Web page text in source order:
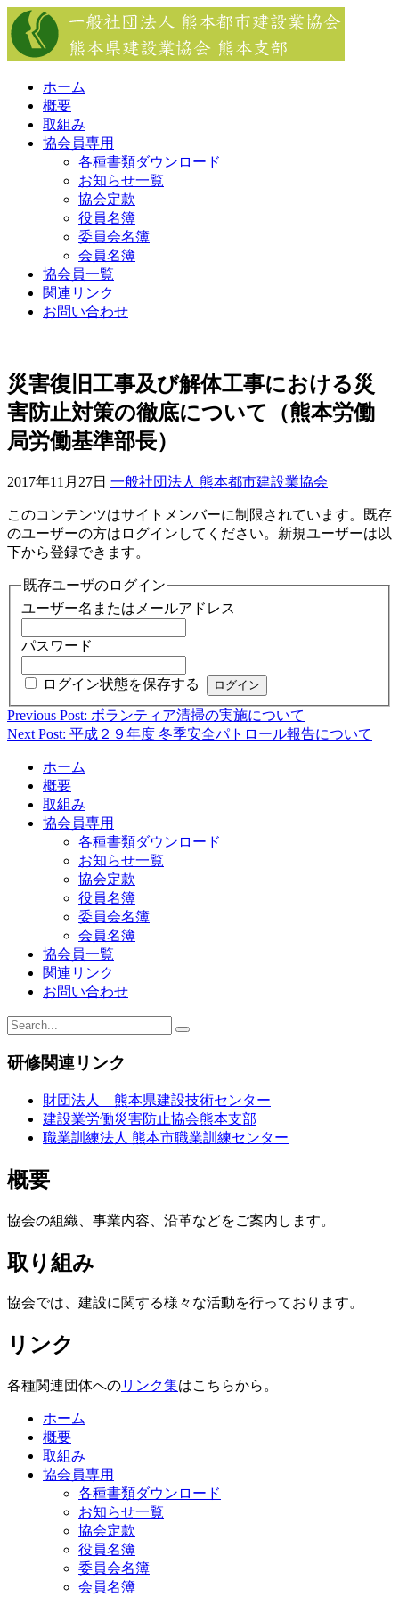
Skip
to
content
ホーム
概要
取組み
協会員専用
各種書類ダウンロード
お知らせ一覧
協会定款
役員名簿
委員会名簿
会員名簿
協会員一覧
関連リンク
お問い合わせ
災害復旧工事及び解体工事における災
害防止対策の徹底について（熊本労働
局労働基準部長）
2017年11月27日 一般社団法人 熊本都市建設業協会
このコンテンツはサイトメンバーに制限されています。既存
のユーザーの方はログインしてください。新規ユーザーは以
下から登録できます。
既存ユーザのログイン
ユーザー名またはメールアドレス
パスワード
ログイン状態を保存する
投
Previous Post: ボランティア清掃の実施について
Next Post: 平成２９年度 冬季安全パトロール報告について
ホーム
概要
取組み
協会員専用
各種書類ダウンロード
お知らせ一覧
協会定款
役員名簿
委員会名簿
会員名簿
協会員一覧
関連リンク
お問い合わせ
研修関連リンク
財団法人 熊本県建設技術センター
建設業労働災害防止協会熊本支部
職業訓練法人 熊本市職業訓練センター
概要
協会の組織、事業内容、沿革などをご案内します。
取り組み
協会では、建設に関する様々な活動を行っております。
リンク
各種関連団体へのリンク集はこちらから。
ホーム
概要
取組み
協会員専用
各種書類ダウンロード
お知らせ一覧
協会定款
役員名簿
委員会名簿
会員名簿